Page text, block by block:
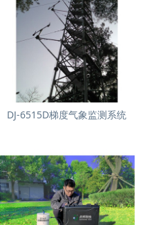
DJ-6515D梯度气象监测系统